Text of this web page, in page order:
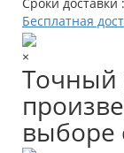
Бесплатная
×
Точный
выборе